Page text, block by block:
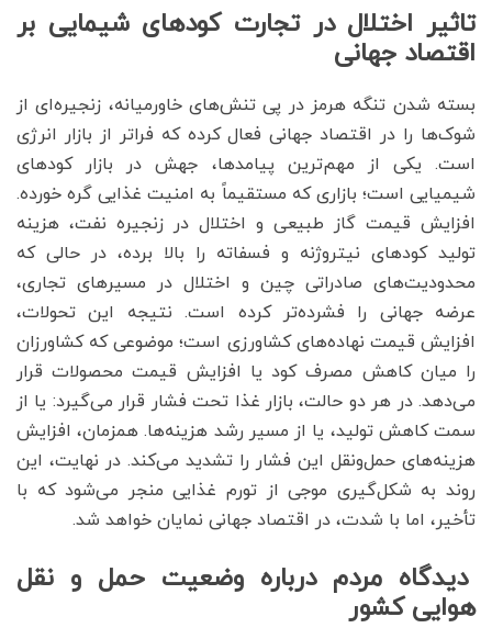
تاثیر اختلال در تجارت کودهای شیمایی بر
اقتصاد جهانی
بسته شدن تنگه هرمز در پی تنش‌های خاورمیانه، زنجیره‌ای از
شوک‌ها را در اقتصاد جهانی فعال کرده که فراتر از بازار انرژی
است. یکی از مهم‌ترین پیامدها، جهش در بازار کودهای
شیمیایی است؛ بازاری که مستقیماً به امنیت غذایی گره خورده.
افزایش قیمت گاز طبیعی و اختلال در زنجیره نفت، هزینه
تولید کودهای نیتروژنه و فسفاته را بالا برده، در حالی که
محدودیت‌های صادراتی چین و اختلال در مسیرهای تجاری،
عرضه جهانی را فشرده‌تر کرده است. نتیجه این تحولات،
افزایش قیمت نهاده‌های کشاورزی است؛ موضوعی که کشاورزان
را میان کاهش مصرف کود یا افزایش قیمت محصولات قرار
می‌دهد. در هر دو حالت، بازار غذا تحت فشار قرار می‌گیرد: یا از
سمت کاهش تولید، یا از مسیر رشد هزینه‌ها. همزمان، افزایش
هزینه‌های حمل‌ونقل این فشار را تشدید می‌کند. در نهایت، این
روند به شکل‌گیری موجی از تورم غذایی منجر می‌شود که با
تأخیر، اما با شدت، در اقتصاد جهانی نمایان خواهد شد.
دیدگاه مردم درباره وضعیت حمل و نقل
هوایی کشور